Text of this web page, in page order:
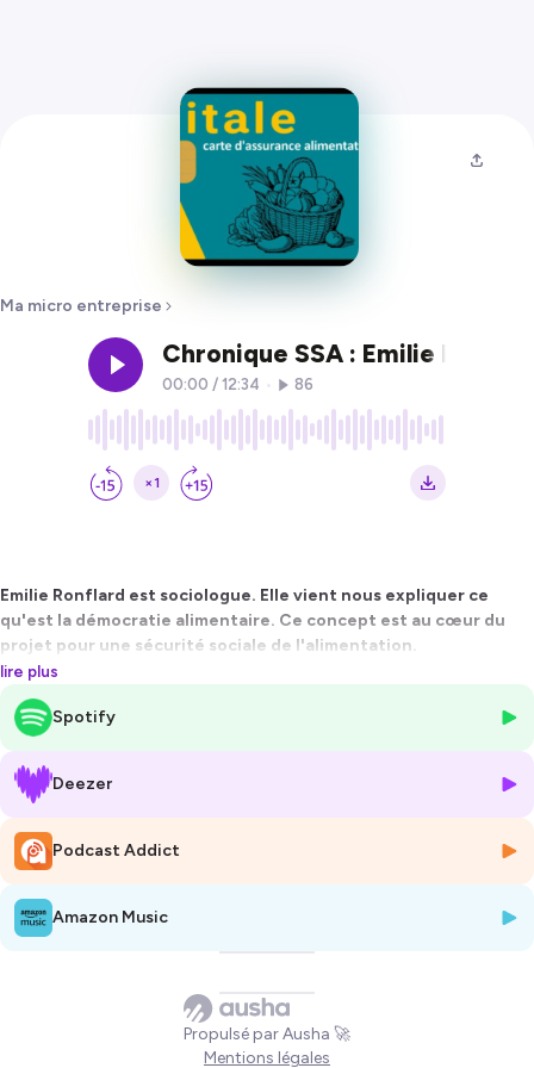
Ma micro entreprise
Emilie Ronflard est sociologue. Elle vient nous expliquer ce
qu'est la démocratie alimentaire. Ce concept est au cœur du
projet pour une sécurité sociale de l'alimentation.
Bonne écoute 🌳🎤🐝🌻💚
Hébergé par Ausha. Visitez
lire plus
Spotify
Deezer
Podcast Addict
Amazon Music
Propulsé par Ausha 🚀
Mentions légales